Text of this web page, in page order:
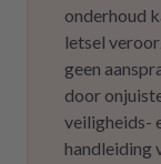
onderhoud
letsel
geen
door
veiligheids-
handleiding